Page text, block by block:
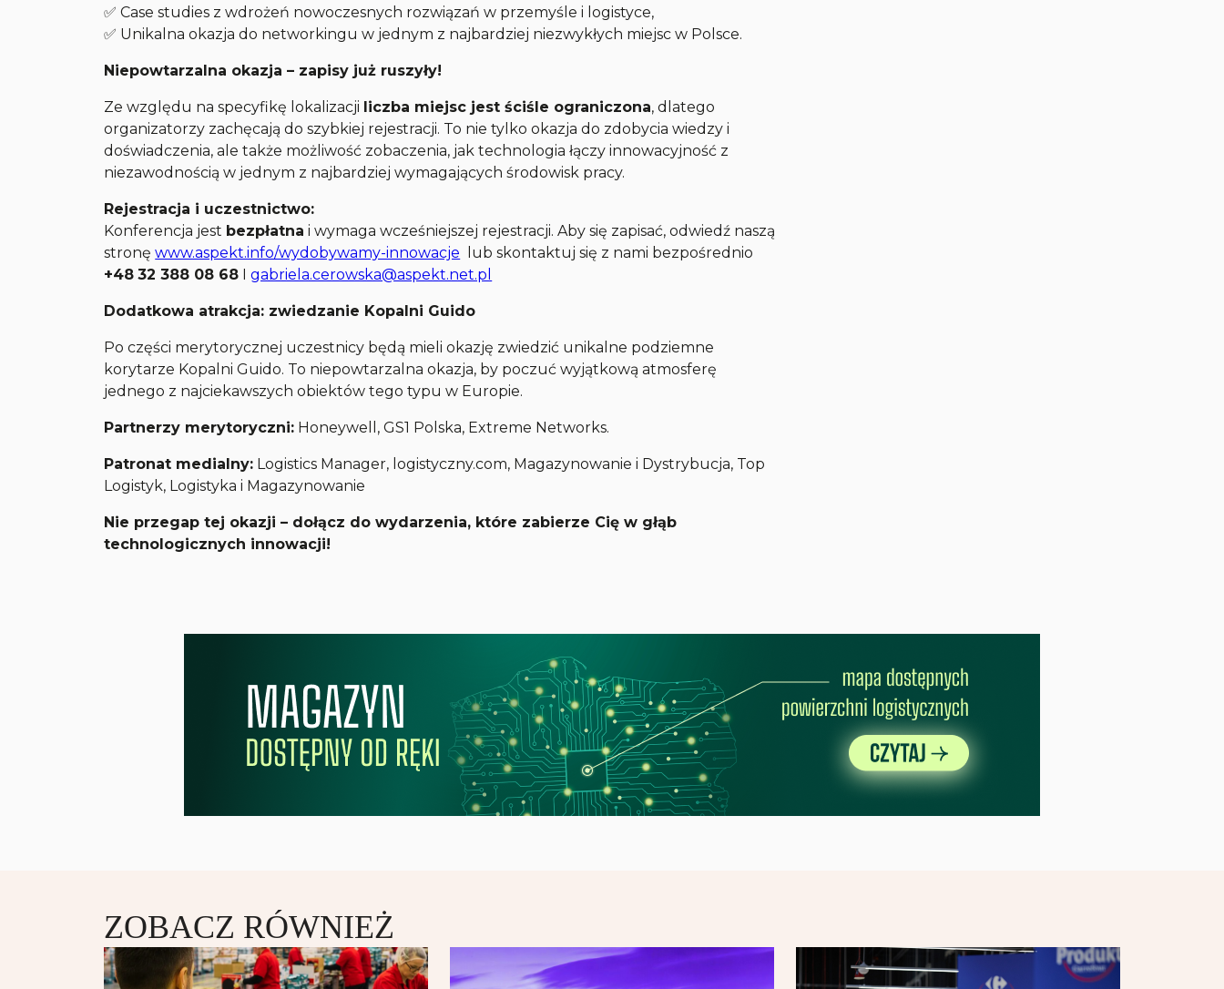
✅ Case studies z wdrożeń nowoczesnych rozwiązań w przemyśle i logistyce,
✅ Unikalna okazja do networkingu w jednym z najbardziej niezwykłych miejsc w Polsce.
Niepowtarzalna okazja – zapisy już ruszyły!
Ze względu na specyfikę lokalizacji liczba miejsc jest ściśle ograniczona, dlatego
organizatorzy zachęcają do szybkiej rejestracji. To nie tylko okazja do zdobycia wiedzy i
doświadczenia, ale także możliwość zobaczenia, jak technologia łączy innowacyjność z
niezawodnością w jednym z najbardziej wymagających środowisk pracy.
Rejestracja i uczestnictwo:
Konferencja jest bezpłatna i wymaga wcześniejszej rejestracji. Aby się zapisać, odwiedź naszą
stronęwww.aspekt.info/wydobywamy-innowacje lub skontaktuj się z nami bezpośrednio
+48 32 388 08 68 Igabriela.cerowska@aspekt.net.pl
Dodatkowa atrakcja: zwiedzanie Kopalni Guido
Po części merytorycznej uczestnicy będą mieli okazję zwiedzić unikalne podziemne
korytarze Kopalni Guido. To niepowtarzalna okazja, by poczuć wyjątkową atmosferę
jednego z najciekawszych obiektów tego typu w Europie.
Partnerzy merytoryczni: Honeywell, GS1 Polska, Extreme Networks.
Patronat medialny: Logistics Manager, logistyczny.com, Magazynowanie i Dystrybucja, Top
Logistyk, Logistyka i Magazynowanie
Nie przegap tej okazji – dołącz do wydarzenia, które zabierze Cię w głąb
technologicznych innowacji!
ZOBACZ RÓWNIEŻ